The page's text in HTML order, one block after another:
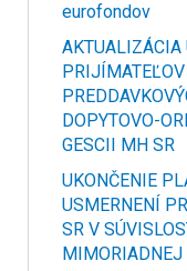
eurofondov
AKTUALIZÁCIA
DOPYTOVO-
GESCII MH SR
UKONČENIE
USMERNENÍ
SR V
MIMORIADNEJ